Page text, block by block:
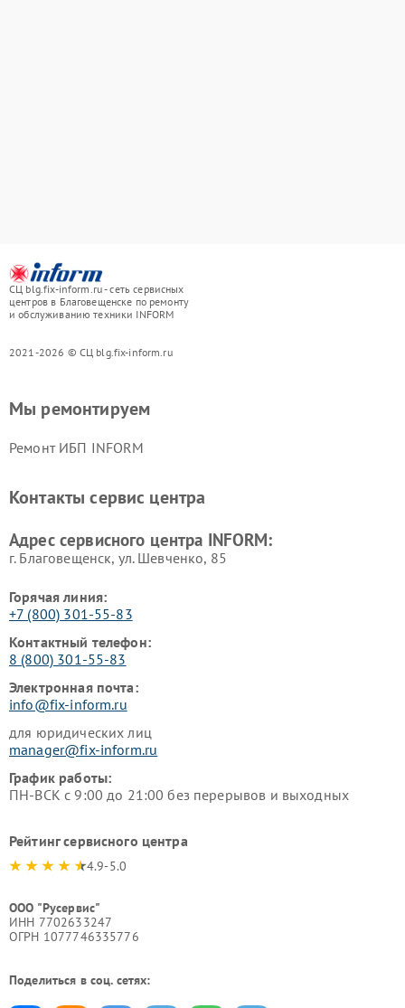
СЦ blg.fix-inform.ru - сеть сервисных
центров в Благовещенске по ремонту
и обслуживанию техники INFORM
2021-2026 © СЦ blg.fix-inform.ru
Мы ремонтируем
Ремонт ИБП INFORM
Контакты сервис центра
Адрес сервисного центра INFORM:
г. Благовещенск, ул. Шевченко, 85
Горячая линия:
+7 (800) 301-55-83
Контактный телефон:
8 (800) 301-55-83
Электронная почта:
info@fix-inform.ru
для юридических лиц
manager@fix-inform.ru
График работы:
ПН-ВСК с 9:00 до 21:00 без перерывов и выходных
Рейтинг сервисного центра
4.9-5.0
ООО "Русервис"
ИНН 7702633247
ОГРН 1077746335776
Поделиться в соц. сетях: